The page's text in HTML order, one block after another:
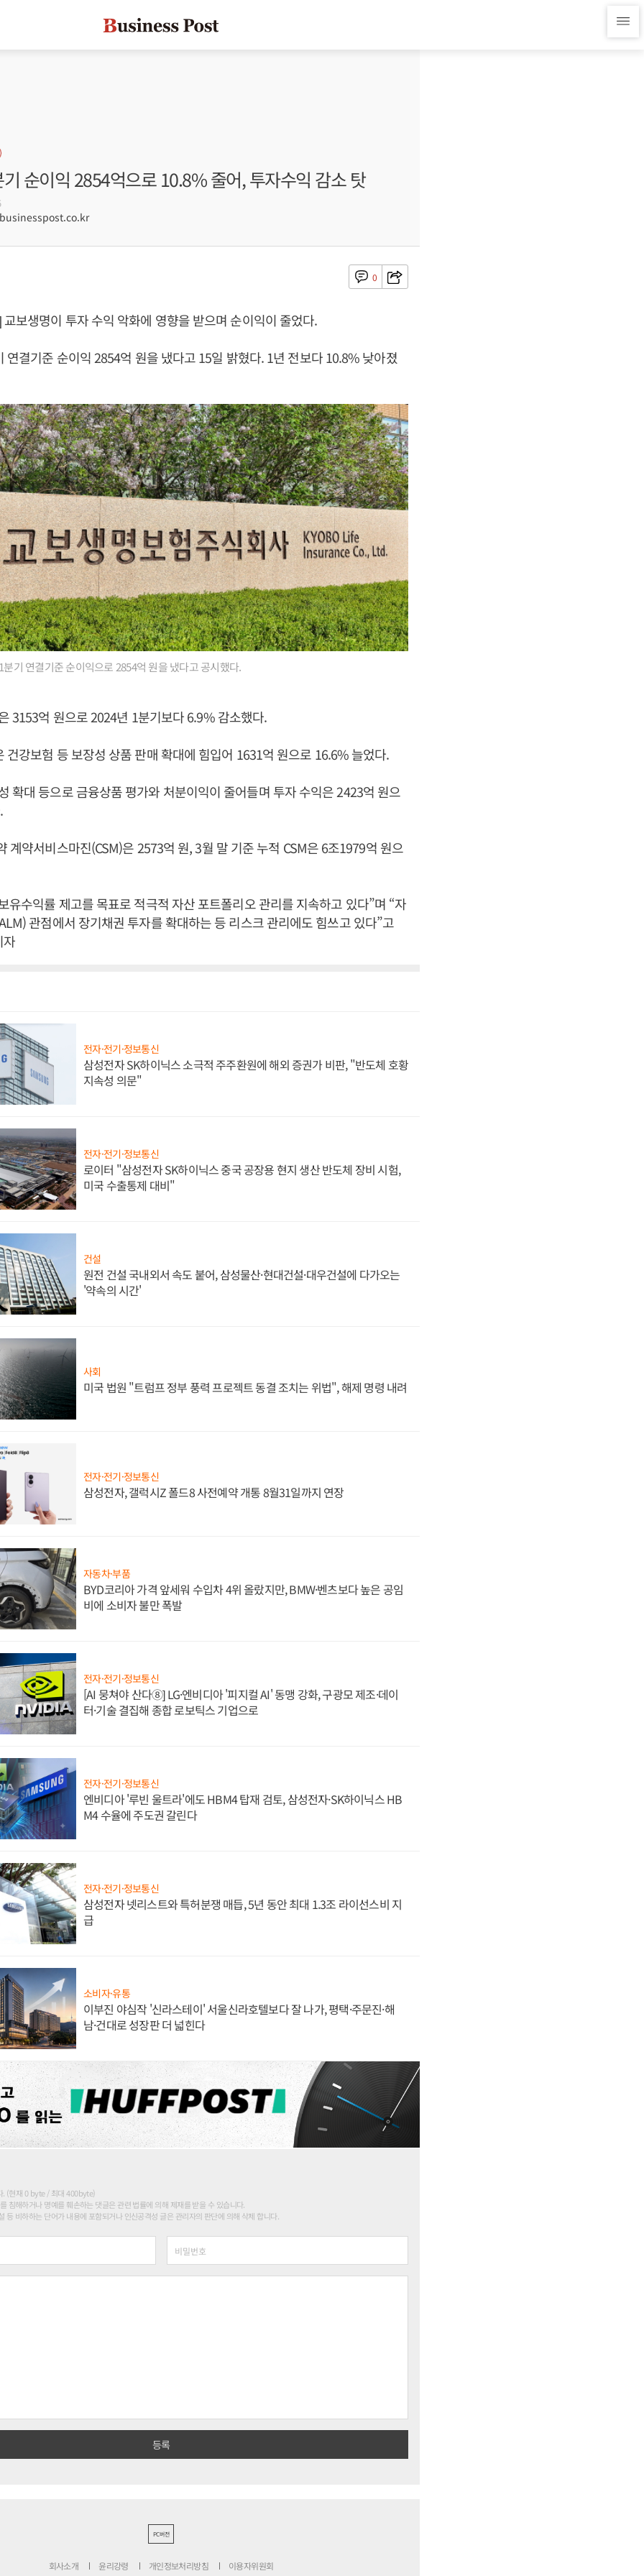
순이익 2854억으로 10.8% 줄어, 투자수익 감소 탓
0
보생명이 투자 수익 악화에 영향을 받으며 순이익이 줄었다.
연결기준 순이익 2854억 원을 냈다고 15일 밝혔다. 1년 전보다 10.8% 낮아졌
기 연결기준 순이익으로 2854억 원을 냈다고 공시했다.
3153억 원으로 2024년 1분기보다 6.9% 감소했다.
건강보험 등 보장성 상품 판매 확대에 힘입어 1631억 원으로 16.6% 늘었다.
확대 등으로 금융상품 평가와 처분이익이 줄어들며 투자 수익은 2423억 원으
계약서비스마진(CSM)은 2573억 원, 3월 말 기준 누적 CSM은 6조1979억 원으
유수익률 제고를 목표로 적극적 자산 포트폴리오 관리를 지속하고 있다”며 “자
관점에서 장기채권 투자를 확대하는 등 리스크 관리에도 힘쓰고 있다”고
자
전자·전기·정보통신
삼성전자 SK하이닉스 소극적 주주환원에 해외 증권가 비판, "반도체 호황
지속성 의문"
전자·전기·정보통신
로이터 "삼성전자 SK하이닉스 중국 공장용 현지 생산 반도체 장비 시험,
미국 수출통제 대비"
건설
원전 건설 국내외서 속도 붙어, 삼성물산·현대건설·대우건설에 다가오는
'약속의 시간'
사회
미국 법원 "트럼프 정부 풍력 프로젝트 동결 조치는 위법", 해제 명령 내려
전자·전기·정보통신
삼성전자, 갤럭시Z 폴드8 사전예약 개통 8월31일까지 연장
자동차·부품
BYD코리아 가격 앞세워 수입차 4위 올랐지만, BMW·벤츠보다 높은 공임
비에 소비자 불만 폭발
전자·전기·정보통신
[AI 뭉쳐야 산다⑧] LG·엔비디아 '피지컬 AI' 동맹 강화, 구광모 제조·데이
터·기술 결집해 종합 로보틱스 기업으로
전자·전기·정보통신
엔비디아 '루빈 울트라'에도 HBM4 탑재 검토, 삼성전자·SK하이닉스 HB
M4 수율에 주도권 갈린다
전자·전기·정보통신
삼성전자 넷리스트와 특허분쟁 매듭, 5년 동안 최대 1.3조 라이선스비 지
급
소비자·유통
이부진 야심작 '신라스테이' 서울신라호텔보다 잘 나가, 평택·주문진·해
남·건대로 성장판 더 넓힌다
. (현재 0 byte / 최대 400byte)
침해하거나 명예를 훼손하는 댓글은 관련 법률에 의해 제재를 받을 수 있습니다.
등 비하하는 단어가 내용에 포함되거나 인신공격성 글은 관리자의 판단에 의해 삭제 합니다.
PC버전
회사소개 윤리강령 개인정보처리방침 이용자위원회